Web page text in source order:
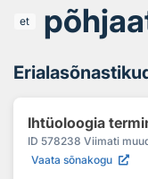
et
Ihtüoloogia
ID 578238 Viimati
Vaata sõnakogu